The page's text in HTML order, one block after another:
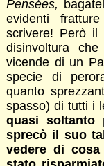
Pensées,
evidenti
scrivere! Però il
disinvoltura
vicende di un
specie di
quanto
spasso) di tutti i
quasi soltanto
sprecò il suo
vedere di